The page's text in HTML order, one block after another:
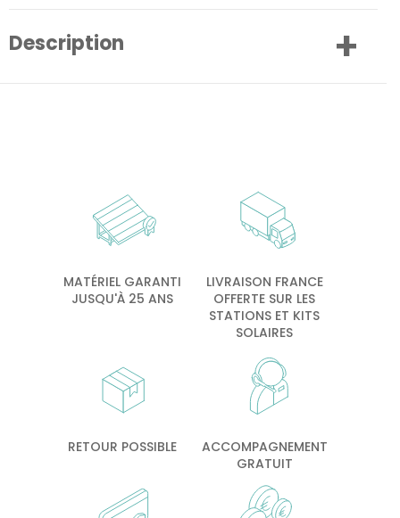
Description
MATÉRIEL GARANTI
JUSQU'À 25 ANS
LIVRAISON FRANCE
OFFERTE SUR LES
STATIONS ET KITS
SOLAIRES
RETOUR POSSIBLE
ACCOMPAGNEMENT
GRATUIT